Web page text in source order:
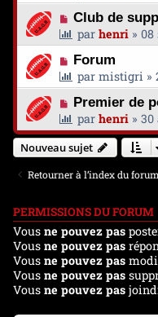
Club de
par henri » 08
Forum
par mistigri »
Premier de
par henri » 30
Nouveau sujet
Retourner à l’index du forum
PERMISSIONS DU FORUM
Vous ne pouvez pas
Vous ne pouvez pas
Vous ne pouvez pas
Vous ne pouvez pas
Vous ne pouvez pas